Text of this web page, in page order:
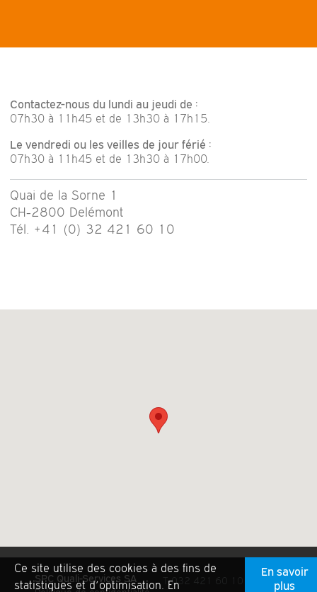
Contactez-nous du lundi au jeudi de :
07h30 à 11h45 et de 13h30 à 17h15.
Le vendredi ou les veilles de jour férié :
07h30 à 11h45 et de 13h30 à 17h00.
Quai de la Sorne 1
CH-2800 Delémont
Tél. +41 (0) 32 421 60 10
SPC Quali-Services SA
T 032 421 60 10
Ce site utilise des cookies à des fins de
statistiques et d’optimisation. En
En savoir
plus